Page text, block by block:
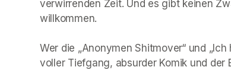
verwirrenden Zeit. Und es gibt keinen
willkommen.
Wer die „Anonymen Shitmover“ und
voller Tiefgang, absurder Komik und